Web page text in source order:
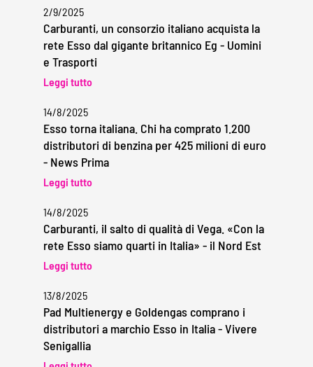
2/9/2025
Carburanti, un consorzio italiano acquista la
rete Esso dal gigante britannico Eg - Uomini
e Trasporti
Leggi tutto
14/8/2025
Esso torna italiana. Chi ha comprato 1.200
distributori di benzina per 425 milioni di euro
- News Prima
Leggi tutto
14/8/2025
Carburanti, il salto di qualità di Vega. «Con la
rete Esso siamo quarti in Italia» - il Nord Est
Leggi tutto
13/8/2025
Pad Multienergy e Goldengas comprano i
distributori a marchio Esso in Italia - Vivere
Senigallia